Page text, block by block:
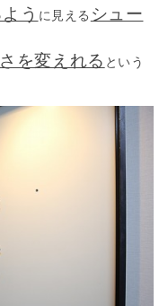
う に見える シュー
を変えれる という